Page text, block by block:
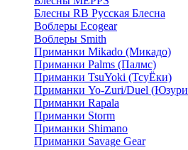
Блесны RB Русская Блесна
Воблеры Ecogear
Воблеры Smith
Приманки Mikado (Микадо)
Приманки Palms (Палмс)
Приманки TsuYoki (ТсуЁки)
Приманки Yo-Zuri/Duel
Приманки Rapala
Приманки Storm
Приманки Shimano
Приманки Savage Gear